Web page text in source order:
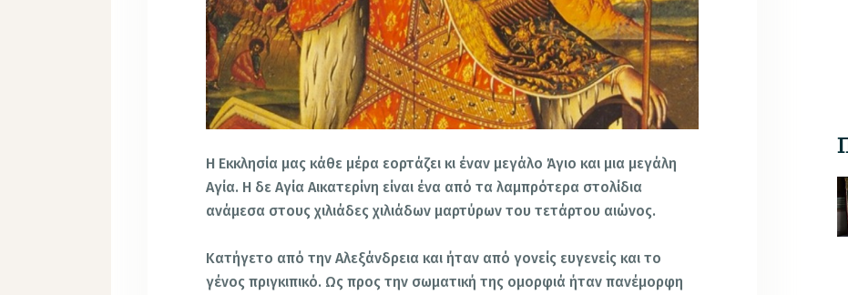
Η Εκκλησία μας κάθε μέρα εορτάζει κι έναν μεγάλο Άγιο και μια μεγάλη
Αγία. Η δε Αγία Αικατερίνη είναι ένα από τα λαμπρότερα στολίδια
ανάμεσα στους χιλιάδες χιλιάδων μαρτύρων του τετάρτου αιώνος.
Κατήγετο από την Αλεξάνδρεια και ήταν από γονείς ευγενείς και το
γένος πριγκιπικό. Ως προς την σωματική της ομορφιά ήταν πανέμορφη